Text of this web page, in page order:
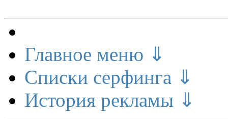
Главное меню ⇓
Списки серфинга ⇓
История рекламы ⇓